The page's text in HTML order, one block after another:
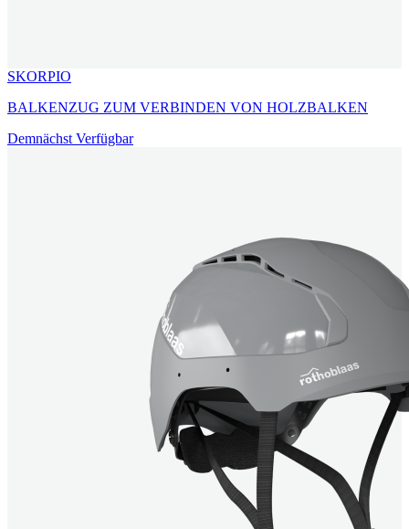
SKORPIO
BALKENZUG ZUM VERBINDEN VON HOLZBALKEN
Demnächst Verfügbar